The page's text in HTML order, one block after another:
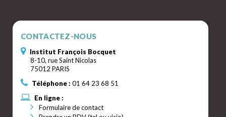
CONTACTEZ-NOUS
Institut François Bocquet
8-10, rue Saint Nicolas
75012 PARIS
Téléphone : 01 64 23 68 51
En ligne :
Formulaire de contact